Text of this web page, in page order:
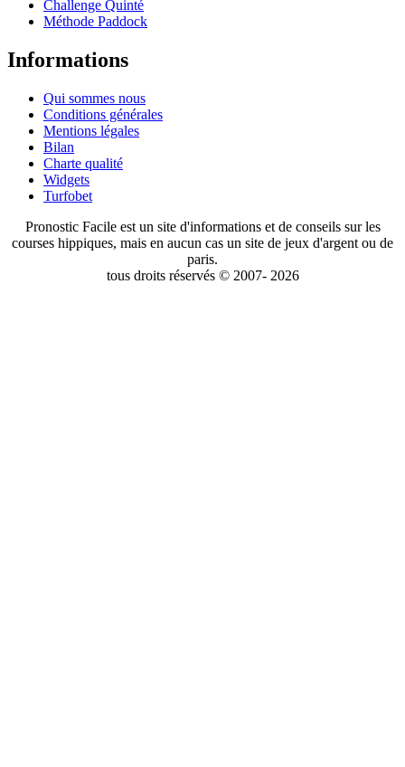
Challenge Quinté
Méthode Paddock
Informations
Qui sommes nous
Conditions générales
Mentions légales
Bilan
Charte qualité
Widgets
Turfobet
Pronostic Facile est un site d'informations et de conseils sur les
courses hippiques, mais en aucun cas un site de jeux d'argent ou de
paris.
tous droits réservés © 2007- 2026